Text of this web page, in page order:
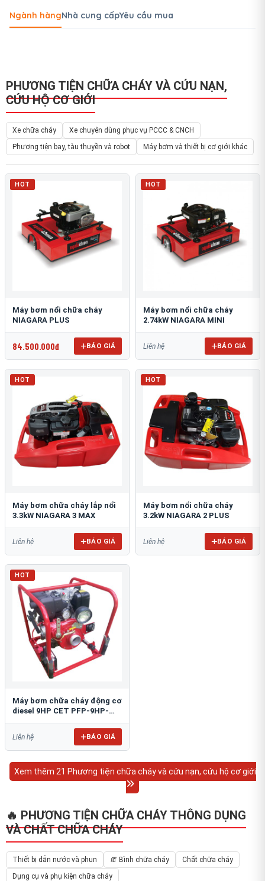
Ngành hàngNhà cung cấpYêu cầu mua
PHƯƠNG TIỆN CHỮA CHÁY VÀ CỨU NẠN,
CỨU HỘ CƠ GIỚI
Xe chữa cháy
Xe chuyên dùng phục vụ PCCC & CNCH
Phương tiện bay, tàu thuyền và robot
Máy bơm và thiết bị cơ giới khác
HOT
Máy bơm nổi chữa cháy
NIAGARA PLUS
84.500.000đ BÁO GIÁ
HOT
Máy bơm nổi chữa cháy
2.74kW NIAGARA MINI
Liên hệ BÁO GIÁ
HOT
Máy bơm chữa cháy lắp nổi
3.3kW NIAGARA 3 MAX
Liên hệ BÁO GIÁ
HOT
Máy bơm nổi chữa cháy
3.2kW NIAGARA 2 PLUS
Liên hệ BÁO GIÁ
HOT
Máy bơm chữa cháy động cơ
diesel 9HP CET PFP-9HP-
Liên hệ BÁO GIÁ
Xem thêm 21 Phương tiện chữa cháy và cứu nạn, cứu hộ cơ giới
🔥 PHƯƠNG TIỆN CHỮA CHÁY THÔNG DỤNG
VÀ CHẤT CHỮA CHÁY
Thiết bị dẫn nước và phun 🧯 Bình chữa cháy
Chất chữa cháy
Dụng cụ và phụ kiện chữa cháy